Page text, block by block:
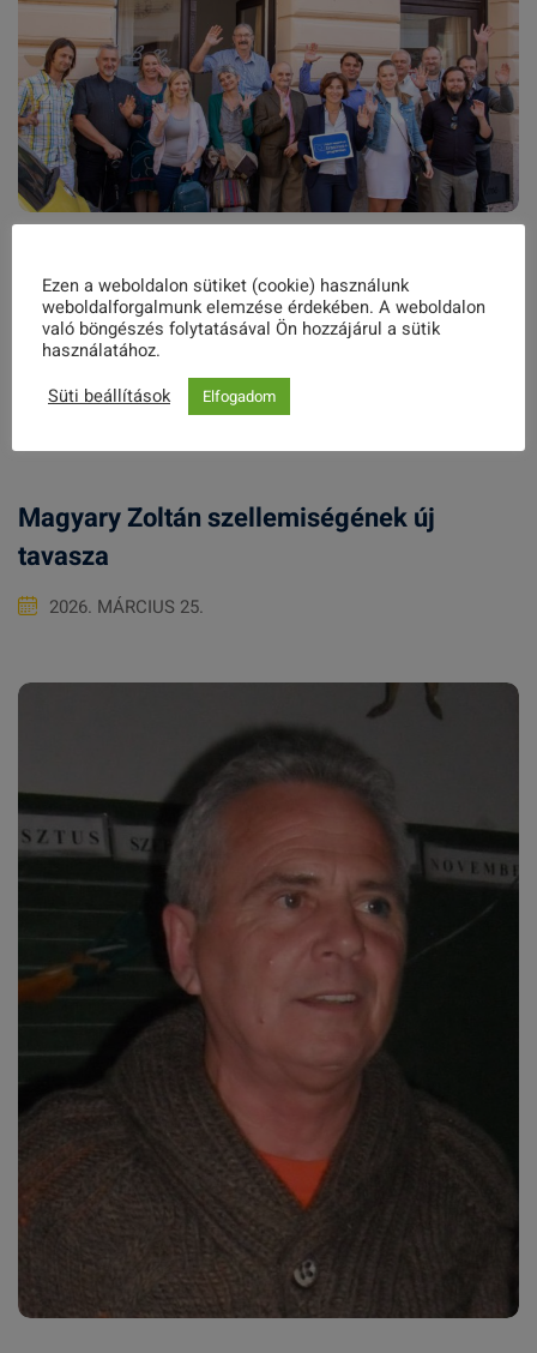
Martos – egy újabb jó gyakorlat találkozó
margójára
2021. AUGUSZTUS 26.
Magyary Zoltán szellemiségének új
tavasza
2026. MÁRCIUS 25.
Ezen a weboldalon sütiket (cookie) használunk
weboldalforgalmunk elemzése érdekében. A weboldalon
való böngészés folytatásával Ön hozzájárul a sütik
használatához.
Süti beállítások
Elfogadom